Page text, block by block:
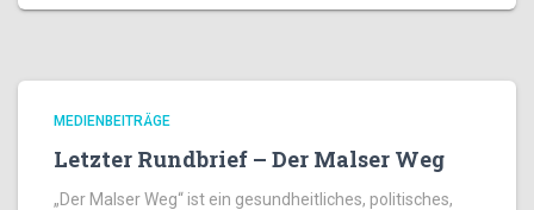
MEDIENBEITRÄGE
Letzter Rundbrief – Der Malser Weg
„Der Malser Weg“ ist ein gesundheitliches, politisches,